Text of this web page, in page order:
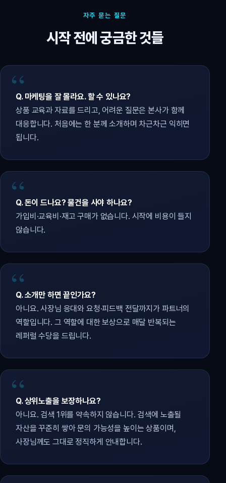
자주 묻는 질문
시작 전에 궁금한 것들
Q. 마케팅을 잘 몰라요. 할 수 있나요?
상품 교육과 자료를 드리고, 어려운 질문은 본사가 함께
대응합니다. 처음에는 한 분께 소개하며 차근차근 익히면
됩니다.
Q. 돈이 드나요? 물건을 사야 하나요?
가입비·교육비·재고 구매가 없습니다. 시작에 비용이 들지
않습니다.
Q. 소개만 하면 끝인가요?
아니요. 사장님 응대와 요청·피드백 전달까지가 파트너의
역할입니다. 그 역할에 대한 보상으로 매달 반복되는
레퍼럴 수당을 드립니다.
Q. 상위노출을 보장하나요?
아니요. 검색 1위를 약속하지 않습니다. 검색에 노출될
자산을 꾸준히 쌓아 문의 가능성을 높이는 상품이며,
사장님께도 그대로 정직하게 안내합니다.